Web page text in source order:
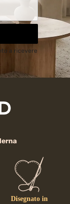
a ricevere
Disegnato in